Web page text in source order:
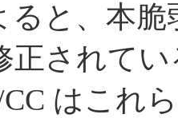
ると、本
正されて
CC はこれ